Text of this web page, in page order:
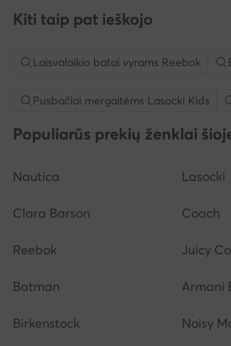
Kiti taip pat ieškojo
Laisvalaikio batai vyrams Reebok
Pusbačiai mergaitėms Lasocki Kids
Populiarūs prekių ženklai
Nautica Lasocki
Clara Barson Coach
Reebok Juicy
Batman Armani
Birkenstock Noisy